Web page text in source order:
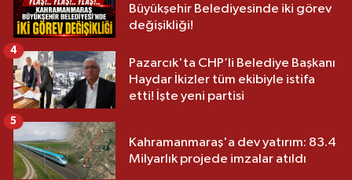
Büyükşehir Belediyesinde iki görev
değişikliği!
Pazarcık'ta CHP’li Belediye Başkanı
Haydar İkizler tüm ekibiyle istifa
etti! İşte yeni partisi
4
Kahramanmaraş'a dev yatırım: 83.4
Milyarlık projede imzalar atıldı
5